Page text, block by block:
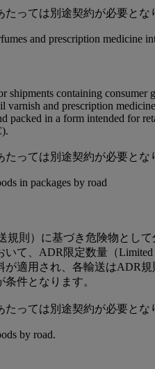
っては別途契約が必要とな
and prescription medicine
shipments containing consumer
varnish and prescription
packed in a form intended for
っては別途契約が必要とな
in packages by road
規則）に基づき危険物とし
て、ADR限定数量（Limited
が適用され、各輸送はADR規
件となります。
っては別途契約が必要とな
by road.